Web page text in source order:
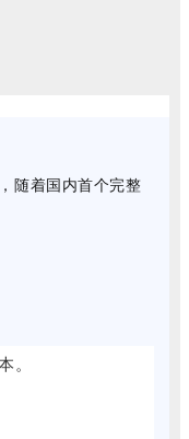
随着国内首个完整
。